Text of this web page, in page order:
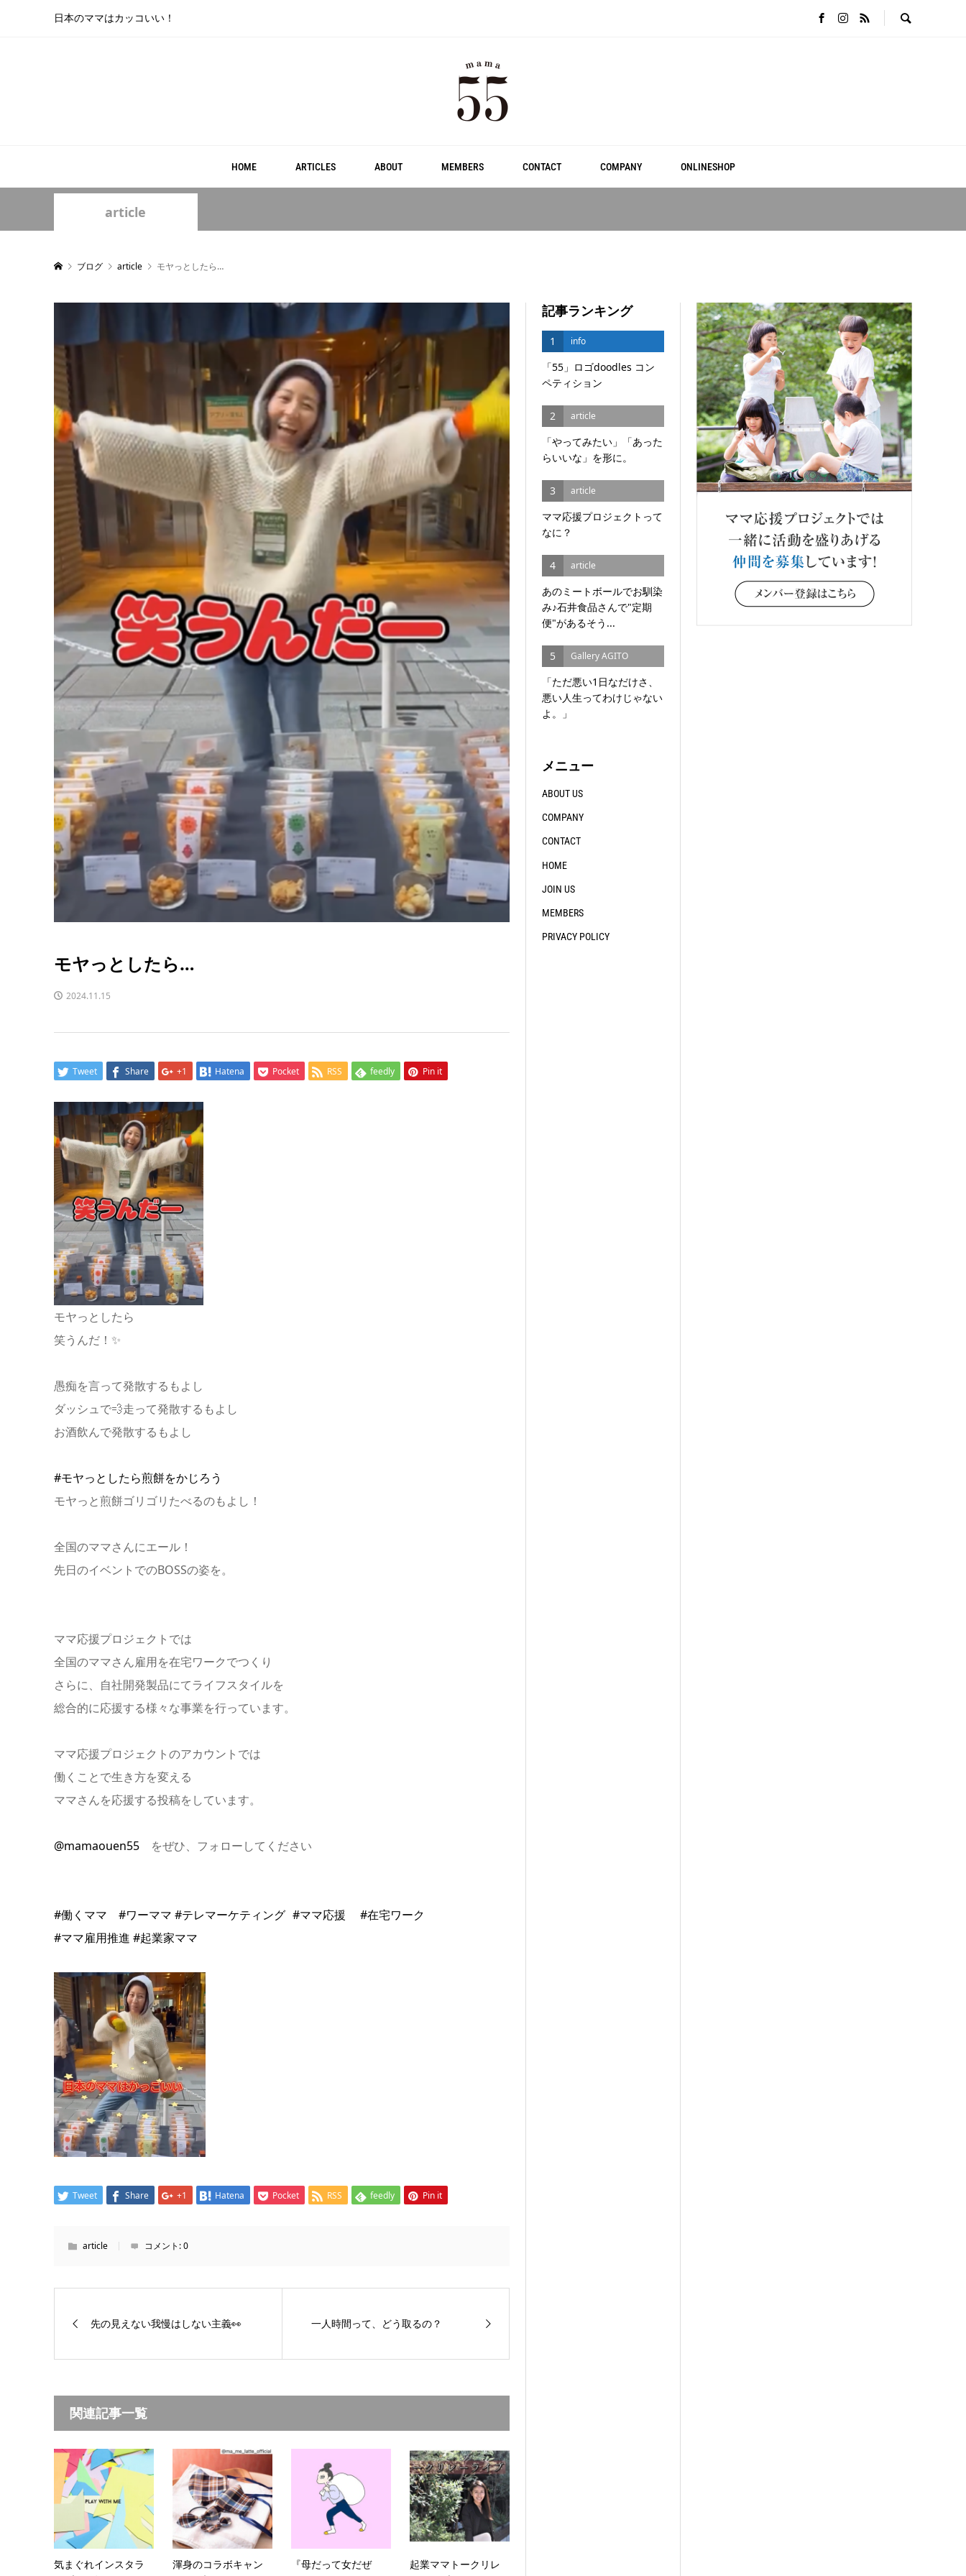
日本のママはカッコいい！
HOME ARTICLES ABOUT MEMBERS CONTACT COMPANY ONLINESHOP
article
ブログ article モヤっとしたら…
モヤっとしたら…
2024.11.15
Tweet Share +1 Hatena Pocket RSS feedly Pin it
モヤっとしたら
笑うんだ！✨
愚痴を言って発散するもよし
ダッシュで💨走って発散するもよし
お酒飲んで発散するもよし
#モヤっとしたら煎餅をかじろう
モヤっと煎餅ゴリゴリたべるのもよし！
全国のママさんにエール！
先日のイベントでのBOSSの姿を。
ママ応援プロジェクトでは
全国のママさん雇用を在宅ワークでつくり
さらに、自社開発製品にてライフスタイルを
総合的に応援する様々な事業を行っています。
ママ応援プロジェクトのアカウントでは
働くことで生き方を変える
ママさんを応援する投稿をしています。
@mamaouen55をぜひ、フォローしてください
#働くママ #ワーママ #テレマーケティング #ママ応援
#在宅ワーク
#ママ雇用推進 #起業家ママ
Tweet Share +1 Hatena Pocket RSS feedly Pin it
article コメント:0
先の見えない我慢はしない主義👀 一人時間って、どう取るの？
関連記事一覧
気まぐれインスタラ
渾身のコラボキャン
『母だって女だぜ
起業ママトークリレ
記事ランキング
1 info
「55」ロゴdoodles コン
ペティション
2 article
「やってみたい」「あった
らいいな」を形に。
3 article
ママ応援プロジェクトって
なに？
4 article
あのミートボールでお馴染
み♪石井食品さんで"定期
便"があるそう...
5 Gallery AGITO
「ただ悪い1日なだけさ、
悪い人生ってわけじゃない
よ。」
メニュー
ABOUT US
COMPANY
CONTACT
HOME
JOIN US
MEMBERS
PRIVACY POLICY